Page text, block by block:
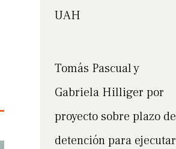
UAH
Tomás Pascual y
Gabriela Hilliger por
proyecto sobre plazo de
detención para ejecutar